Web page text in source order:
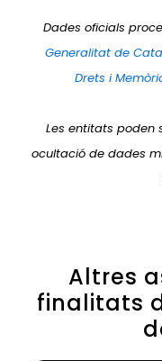
Dades oficials
Generalitat de
Drets i
Les entitats poden
ocultació de dades
Altres
finalitats